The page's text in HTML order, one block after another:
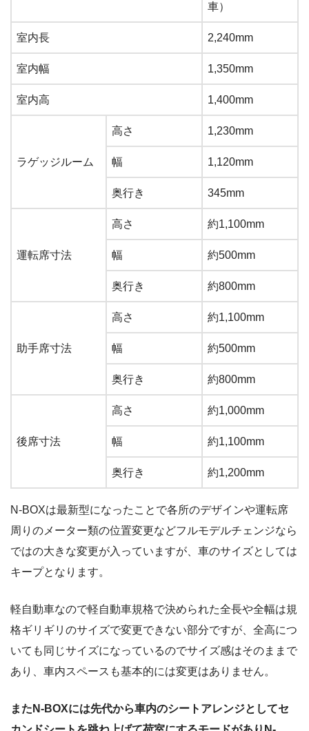
車）
室内長 2,240mm
室内幅 1,350mm
室内高 1,400mm
ラゲッジルーム
高さ 1,230mm
幅 1,120mm
奥行き 345mm
運転席寸法
高さ 約1,100mm
幅 約500mm
奥行き 約800mm
助手席寸法
高さ 約1,100mm
幅 約500mm
奥行き 約800mm
後席寸法
高さ 約1,000mm
幅 約1,100mm
奥行き 約1,200mm
N-BOXは最新型になったことで各所のデザインや運転席
周りのメーター類の位置変更などフルモデルチェンジなら
ではの大きな変更が入っていますが、車のサイズとしては
キープとなります。
軽自動車なので軽自動車規格で決められた全長や全幅は規
格ギリギリのサイズで変更できない部分ですが、全高につ
いても同じサイズになっているのでサイズ感はそのままで
あり、車内スペースも基本的には変更はありません。
またN-BOXには先代から車内のシートアレンジとしてセ